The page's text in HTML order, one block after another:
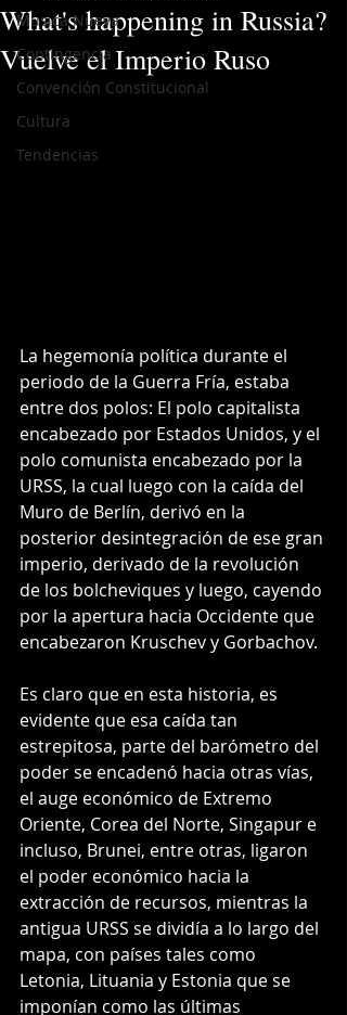
Musica Nueva
Contingencia
Convención Constitucional
Cultura
Tendencias
What's happening in Russia?
Vuelve el Imperio Ruso
La hegemonía política durante el
periodo de la Guerra Fría, estaba
entre dos polos: El polo capitalista
encabezado por Estados Unidos, y el
polo comunista encabezado por la
URSS, la cual luego con la caída del
Muro de Berlín, derivó en la
posterior desintegración de ese gran
imperio, derivado de la revolución
de los bolcheviques y luego, cayendo
por la apertura hacia Occidente que
encabezaron Kruschev y Gorbachov.
Es claro que en esta historia, es
evidente que esa caída tan
estrepitosa, parte del barómetro del
poder se encadenó hacia otras vías,
el auge económico de Extremo
Oriente, Corea del Norte, Singapur e
incluso, Brunei, entre otras, ligaron
el poder económico hacia la
extracción de recursos, mientras la
antigua URSS se dividía a lo largo del
mapa, con países tales como
Letonia, Lituania y Estonia que se
imponían como las últimas